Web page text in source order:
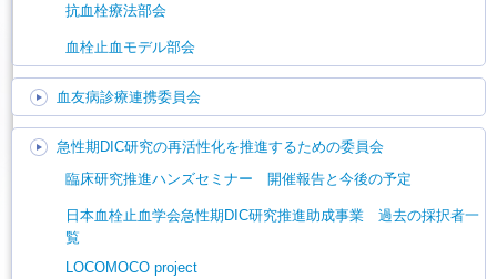
抗血栓療法部会
血栓止血モデル部会
血友病診療連携委員会
急性期DIC研究の再活性化を推進するための委員会
臨床研究推進ハンズセミナー 開催報告と今後の予定
日本血栓止血学会急性期DIC研究推進助成事業 過去の採択者一
覧
LOCOMOCO project